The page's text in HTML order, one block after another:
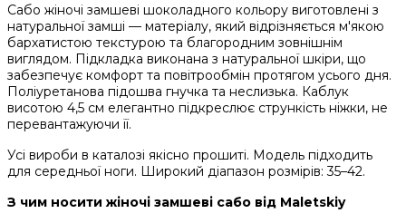
Сабо жіночі замшеві шоколадного кольору виготовлені з
натуральної замші — матеріалу, який відрізняється м'якою
бархатистою текстурою та благородним зовнішнім
виглядом. Підкладка виконана з натуральної шкіри, що
забезпечує комфорт та повітрообмін протягом усього дня.
Поліуретанова підошва гнучка та неслизька. Каблук
висотою 4,5 см елегантно підкреслює стрункість ніжки, не
перевантажуючи її.
Усі вироби в каталозі якісно прошиті. Модель підходить
для середньої ноги. Широкий діапазон розмірів: 35–42.
З чим носити жіночі замшеві сабо від Maletskiy